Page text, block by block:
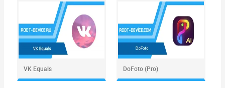
VK Equals DoFoto (Pro)